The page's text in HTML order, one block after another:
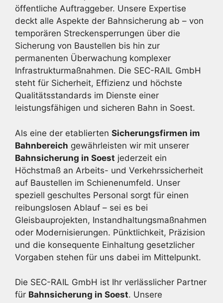
öffentliche Auftraggeber. Unsere Expertise
deckt alle Aspekte der Bahnsicherung ab – von
temporären Streckensperrungen über die
Sicherung von Baustellen bis hin zur
permanenten Überwachung komplexer
Infrastrukturmaßnahmen. Die SEC-RAIL GmbH
steht für Sicherheit, Effizienz und höchste
Qualitätsstandards im Dienste einer
leistungsfähigen und sicheren Bahn in Soest.
Als eine der etablierten Sicherungsfirmen im
Bahnbereich gewährleisten wir mit unserer
Bahnsicherung in Soest jederzeit ein
Höchstmaß an Arbeits- und Verkehrssicherheit
auf Baustellen im Schienenumfeld. Unser
speziell geschultes Personal sorgt für einen
reibungslosen Ablauf – sei es bei
Gleisbauprojekten, Instandhaltungsmaßnahmen
oder Modernisierungen. Pünktlichkeit, Präzision
und die konsequente Einhaltung gesetzlicher
Vorgaben stehen für uns dabei im Mittelpunkt.
Die SEC-RAIL GmbH ist Ihr verlässlicher Partner
für Bahnsicherung in Soest. Unsere